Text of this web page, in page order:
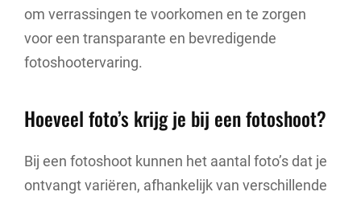
om verrassingen te voorkomen en te zorgen
voor een transparante en bevredigende
fotoshootervaring.
Hoeveel foto’s krijg je bij een fotoshoot?
Bij een fotoshoot kunnen het aantal foto’s dat je
ontvangt variëren, afhankelijk van verschillende